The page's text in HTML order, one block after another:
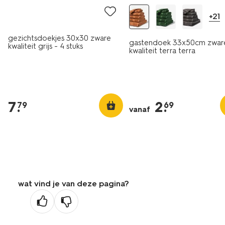
gezichtsdoekjes 30x30 zware
kwaliteit grijs - 4 stuks
7.
79
+21
gastendoek 33x50cm
kwaliteit terra terra
vanaf 2.
69
wat vind je van deze pagina?